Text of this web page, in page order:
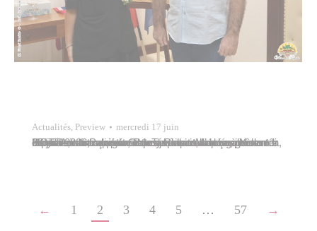
Actualités, Preview mercredi 17 juin
Le maire de Papeete, Rémy Brillant, a reçu, mercredi 17 juin 2026, en visite de courtoisie Madame Yuko HOTTA, consule générale du Japon basée à Nouméa, dont la circonscription consulaire couvre également la Polynésie française. Cette rencontre a permis à la représentante diplomatique japonaise de se présenter officiellement au nouveau Tavana et d’échanger sur les…
← 1 2 3 4 5 … 57 →